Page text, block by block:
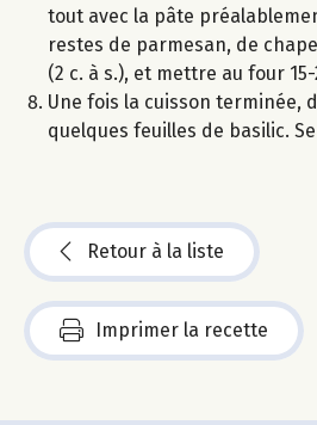
tout avec la pâte
restes de parmesan, de
(2 c. à s.), et mettre au four
Une fois la cuisson terminée,
quelques feuilles de basilic.
Retour à la liste
Imprimer la recette